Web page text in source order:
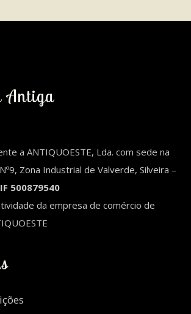
Antiga
a ANTIQUOESTE, Lda. com sede na
Zona Industrial de Valverde, Silveira –
500879540
da empresa de comércio de